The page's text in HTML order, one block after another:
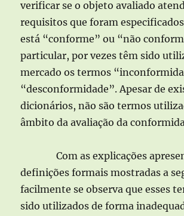
verificar se o objeto avaliado
requisitos que foram
está “conforme” ou “não
particular, por vezes têm sido
mercado os termos
“desconformidade”. Apesar de
dicionários, não são termos
âmbito da avaliação da
Com as explicações
definições formais mostradas a
facilmente se observa que esses
sido utilizados de forma